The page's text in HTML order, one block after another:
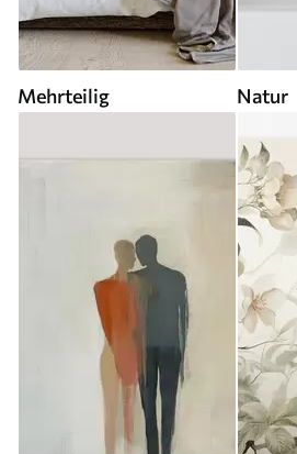
Mehrteilig Natur